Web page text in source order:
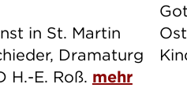
in St. Martin
Dramaturg
H.-E. Roß. mehr